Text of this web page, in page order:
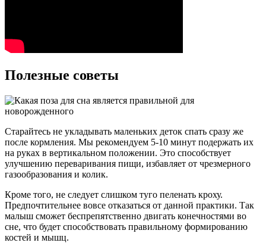
Полезные советы
Старайтесь не укладывать маленьких деток спать сразу же
после кормления. Мы рекомендуем 5-10 минут подержать их
на руках в вертикальном положении. Это способствует
улучшению переваривания пищи, избавляет от чрезмерного
газообразования и колик.
Кроме того, не следует слишком туго пеленать кроху.
Предпочтительнее вовсе отказаться от данной практики. Так
малыш сможет беспрепятственно двигать конечностями во
сне, что будет способствовать правильному формированию
костей и мышц.